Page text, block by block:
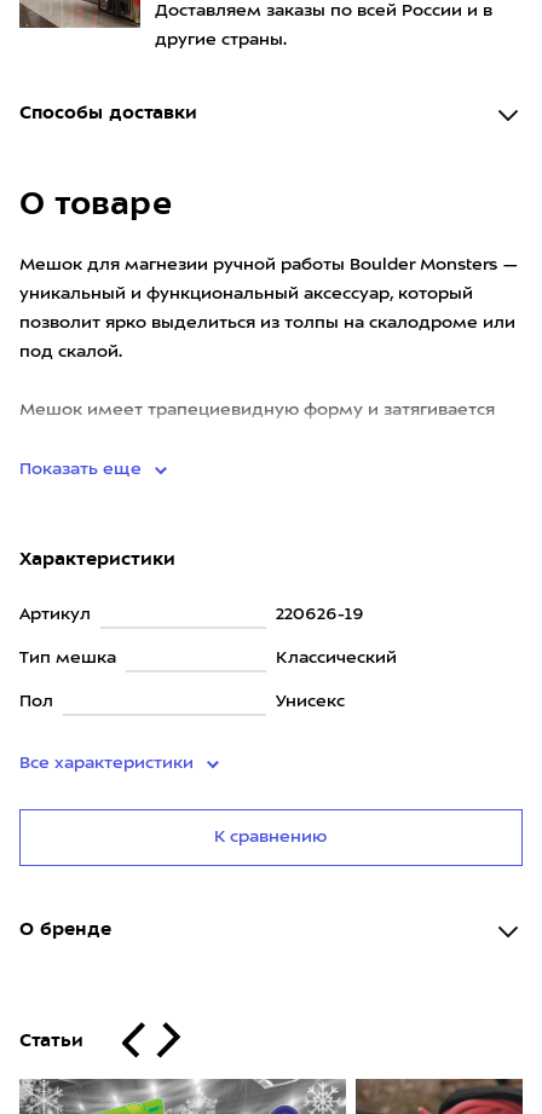
Доставляем заказы по всей России и в
другие страны.
Способы доставки
О товаре
Мешок для магнезии ручной работы Boulder Monsters —
уникальный и функциональный аксессуар, который
позволит ярко выделиться из толпы на скалодроме или
под скалой.
Мешок имеет трапециевидную форму и затягивается
Показать еще
Характеристики
Артикул 220626-19
Тип мешка Классический
Пол Унисекс
Все характеристики
К сравнению
О бренде
Статьи